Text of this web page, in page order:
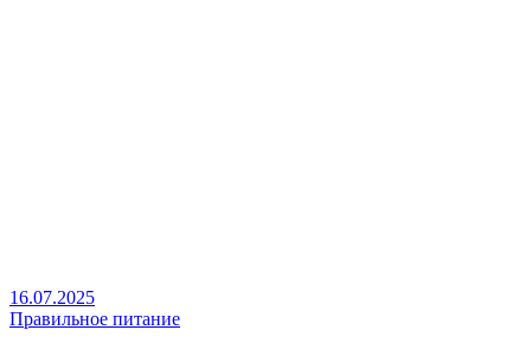
16.07.2025
Правильное питание